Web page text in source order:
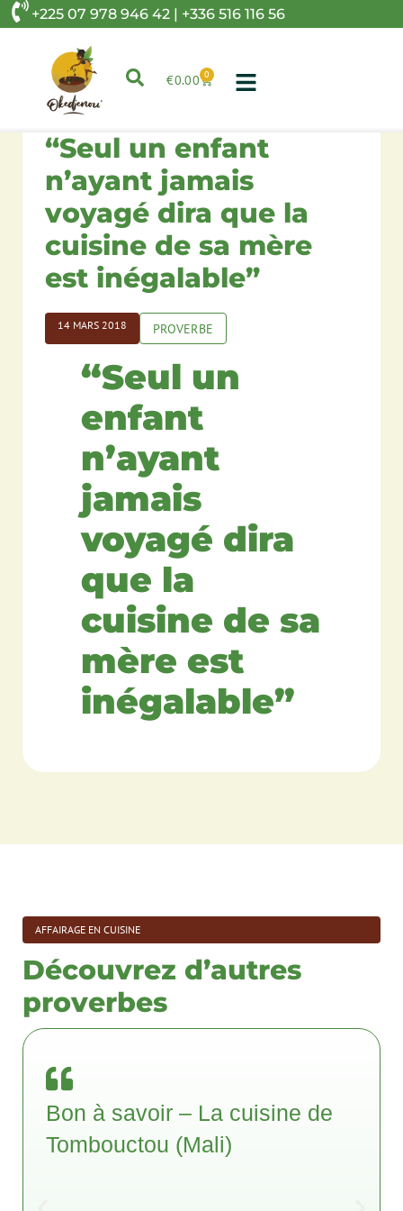
+225 07 978 946 42 | +336 516 116 56
€0.00 0
“Seul un enfant
n’ayant jamais
voyagé dira que la
cuisine de sa mère
est inégalable”
14 MARS 2018 PROVERBE
“Seul un
enfant
n’ayant
jamais
voyagé dira
que la
cuisine de sa
mère est
inégalable”
AFFAIRAGE EN CUISINE
Découvrez d’autres
proverbes
Bon à savoir – La cuisine de
Tombouctou (Mali)